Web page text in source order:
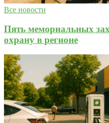
Все новости
Пять мемориальных
охрану в регионе